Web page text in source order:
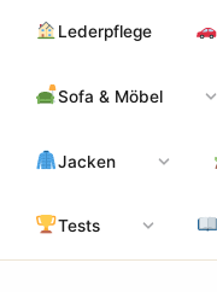
Inhalt
Lederpflege
Sofa & Möbel
Jacken
Tests